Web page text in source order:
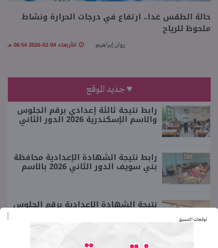
توقعات التنسيق
منوعات
حالة الطقس غدا.. ارتفاع في درجات الحرارة ونشاط
ملحوظ للرياح
روان إبراهيم الأربعاء 04-02-2026 06:54 مـ
♥ جديد الموقع
رابط نتيجة ثالثة إعدادي برقم الجلوس
والاسم الإسكندرية 2026 الدور الثاني
رابط نتيجة الشهادة الإعدادية محافظة
بني سويف الدور الثاني 2026 بالاسم
نتيجة الشهادة الإعدادية برقم الجلوس
اعرف درجاتك الآن